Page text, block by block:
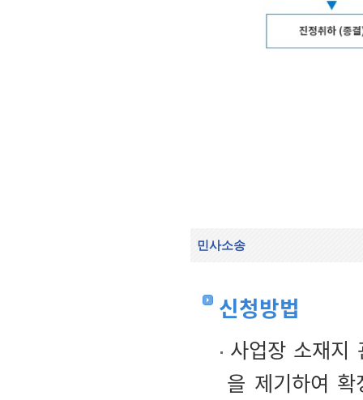
민사소송
신청방법
사업장 소재지
을 제기하여